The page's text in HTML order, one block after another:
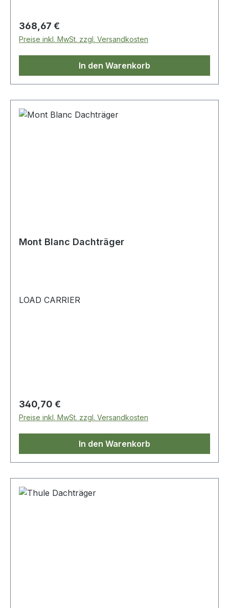
Regulärer Preis:
368,67 €
Preise inkl. MwSt. zzgl. Versandkosten
In den Warenkorb
Mont Blanc Dachträger
LOAD CARRIER
Regulärer Preis:
340,70 €
Preise inkl. MwSt. zzgl. Versandkosten
In den Warenkorb